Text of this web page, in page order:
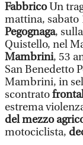
FabbricoUn
mattina, sabato
Pegognaga,
Quistello, nel
Mambrini, 53
San Benedetto
Mambrini, in
scontrato
estrema
del mezzo
motociclista,